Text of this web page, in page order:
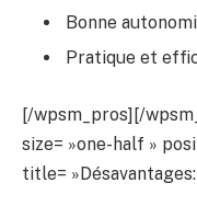
Bonne
Pratique et
[/wpsm_pros][/
size= »one-half »
title= »Désavantages: